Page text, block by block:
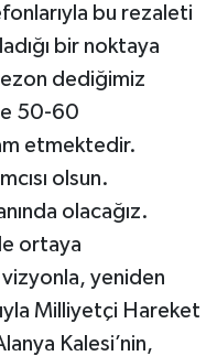
bu rezaleti
bir noktaya
dediğimiz
50-60
etmektedir.
olsun.
olacağız.
ortaya
vizyonla, yeniden
Milliyetçi Hareket
Kalesi’nin,